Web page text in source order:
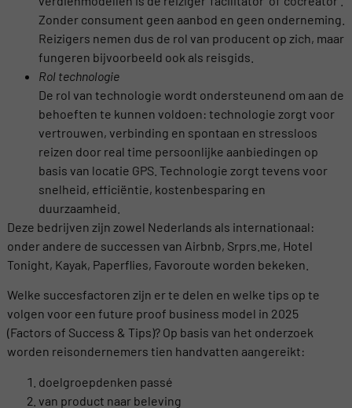
Zonder consument geen aanbod en geen onderneming.
Reizigers nemen dus de rol van producent op zich, maar
fungeren bijvoorbeeld ook als reisgids.
Rol technologie
De rol van technologie wordt ondersteunend om aan de
behoeften te kunnen voldoen: technologie zorgt voor
vertrouwen, verbinding en spontaan en stressloos
reizen door real time persoonlijke aanbiedingen op
basis van locatie GPS. Technologie zorgt tevens voor
snelheid, efficiëntie, kostenbesparing en
duurzaamheid.
Deze bedrijven zijn zowel Nederlands als internationaal:
onder andere de successen van Airbnb, Srprs.me, Hotel
Tonight, Kayak, Paperflies, Favoroute worden bekeken.
Welke succesfactoren zijn er te delen en welke tips op te
volgen voor een future proof business model in 2025
(Factors of Success & Tips)? Op basis van het onderzoek
worden reisondernemers tien handvatten aangereikt:
doelgroepdenken passé
van product naar beleving